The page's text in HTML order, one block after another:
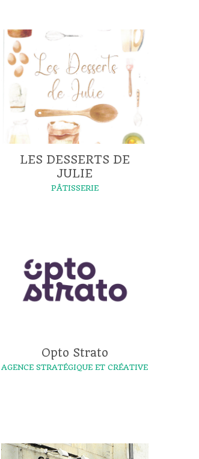
LES DESSERTS DE
JULIE
PÂTISSERIE
Opto Strato
AGENCE STRATÉGIQUE ET CRÉATIVE